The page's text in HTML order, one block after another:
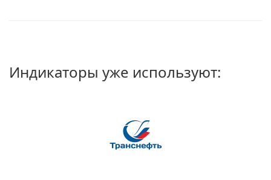
Индикаторы уже используют: